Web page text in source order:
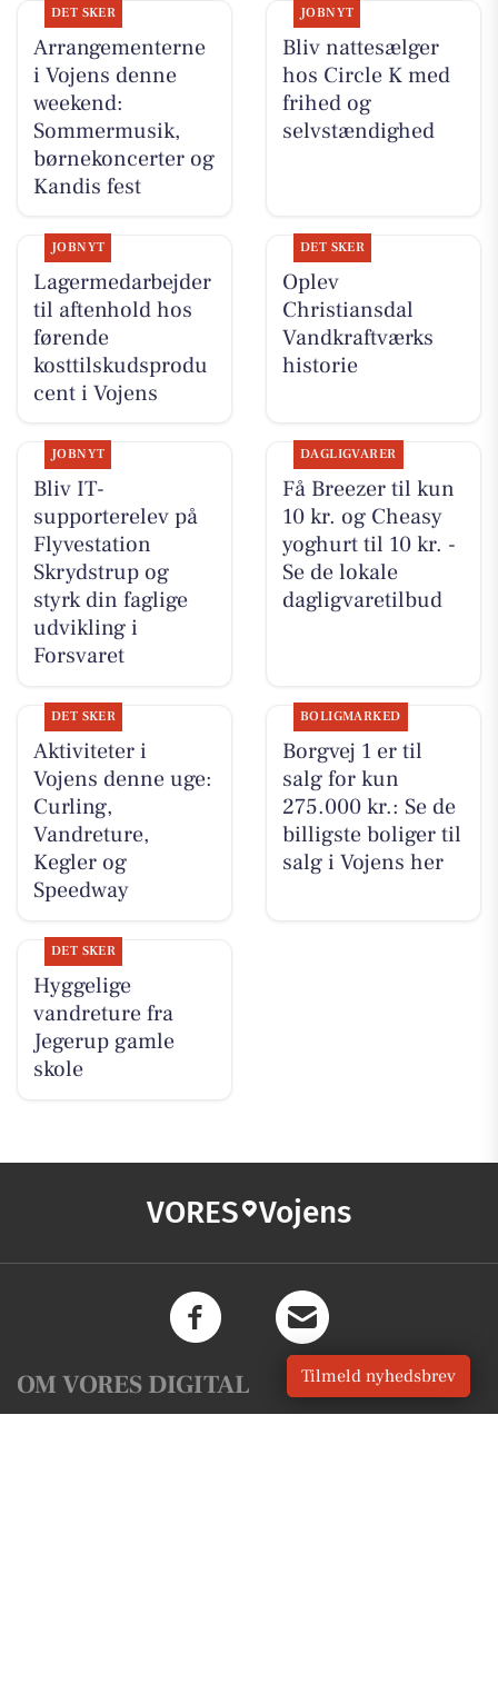
DET SKER
Arrangementerne
i Vojens denne
weekend:
Sommermusik,
børnekoncerter og
Kandis fest
JOBNYT
Bliv nattesælger
hos Circle K med
frihed og
selvstændighed
JOBNYT
Lagermedarbejder
til aftenhold hos
førende
kosttilskudsprodu
cent i Vojens
DET SKER
Oplev
Christiansdal
Vandkraftværks
historie
JOBNYT
Bliv IT-
supporterelev på
Flyvestation
Skrydstrup og
styrk din faglige
udvikling i
Forsvaret
DAGLIGVARER
Få Breezer til kun
10 kr. og Cheasy
yoghurt til 10 kr. -
Se de lokale
dagligvaretilbud
DET SKER
Aktiviteter i
Vojens denne uge:
Curling,
Vandreture,
Kegler og
Speedway
BOLIGMARKED
Borgvej 1 er til
salg for kun
275.000 kr.: Se de
billigste boliger til
salg i Vojens her
DET SKER
Hyggelige
vandreture fra
Jegerup gamle
skole
VORES Vojens
OM VORES DIGITAL Tilmeld nyhedsbrev